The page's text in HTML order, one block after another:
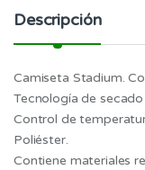
Descripción
Camiseta Stadium.
Tecnología de
Control de
Poliéster.
Contiene materiales